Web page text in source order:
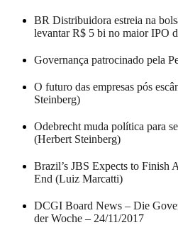
BR Distribuidora estreia na
levantar R$ 5 bi no maior IPO
Governança patrocinado pela
O futuro das empresas pós
Steinberg)
Odebrecht muda política para
(Herbert Steinberg)
Brazil’s JBS Expects to Finish
End (Luiz Marcatti)
DCGI Board News – Die
der Woche – 24/11/2017